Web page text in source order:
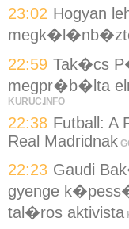
23:02 Hogyan
22:59 Tak�cs
megpr�b�lta
KURUC.INFO
22:38 Futball: A
Real Madridnak
22:23 Gaudi
gyenge
tal�ros aktivista